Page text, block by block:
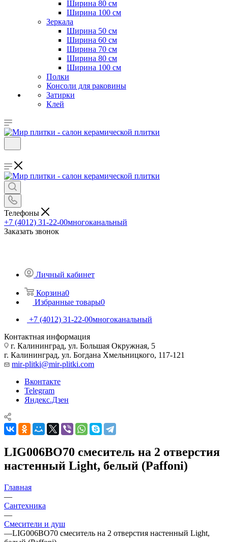
Ширина 80 см
Ширина 100 см
Зеркала
Ширина 50 см
Ширина 60 см
Ширина 70 см
Ширина 80 см
Ширина 100 см
Полки
Консоли для раковины
Затирки
Клей
Телефоны
+7 (4012) 31-22-00многоканальный
Заказать звонок
Личный кабинет
Корзина0
Избранные товары0
+7 (4012) 31-22-00многоканальный
Контактная информация
г. Калининград, ул. Большая Окружная, 5
г. Калининград, ул. Богдана Хмельницкого, 117-121
mir-plitki@mir-plitki.com
Вконтакте
Telegram
Яндекс.Дзен
LIG006BO70 смеситель на 2 отверстия
настенный Light, белый (Paffoni)
Главная
—
Сантехника
—
Смесители и душ
—LIG006BO70 смеситель на 2 отверстия настенный Light,